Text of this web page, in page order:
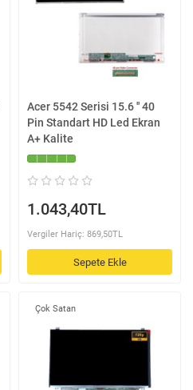
Acer 5542 Serisi 15.6 '' 40
Pin Standart HD Led Ekran
A+ Kalite
1.043,40TL
Vergiler Hariç: 869,50TL
Sepete Ekle
Çok Satan